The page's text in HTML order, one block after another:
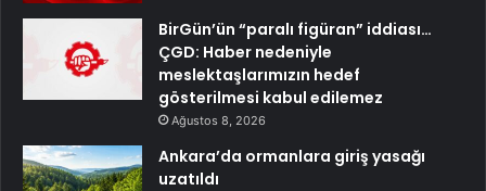
BirGün’ün “paralı figüran” iddiası…
ÇGD: Haber nedeniyle
meslektaşlarımızın hedef
gösterilmesi kabul edilemez
Ağustos 8, 2026
Ankara’da ormanlara giriş yasağı
uzatıldı